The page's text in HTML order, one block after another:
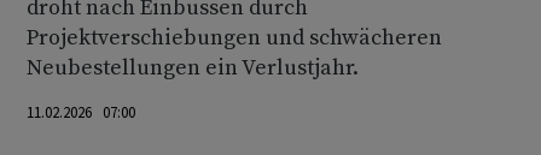
droht nach Einbussen durch
Projektverschiebungen und schwächeren
Neubestellungen ‌ein ⁠Verlustjahr.
11.02.2026 07:00